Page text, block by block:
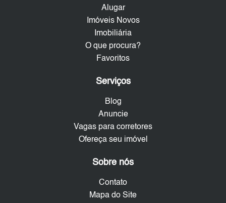
Alugar
Imóveis Novos
Imobiliária
O que procura?
Favoritos
Serviços
Blog
Anuncie
Vagas para corretores
Ofereça seu imóvel
Sobre nós
Contato
Mapa do Site